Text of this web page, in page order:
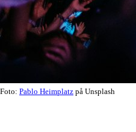
Foto: Pablo Heimplatz på Unsplash